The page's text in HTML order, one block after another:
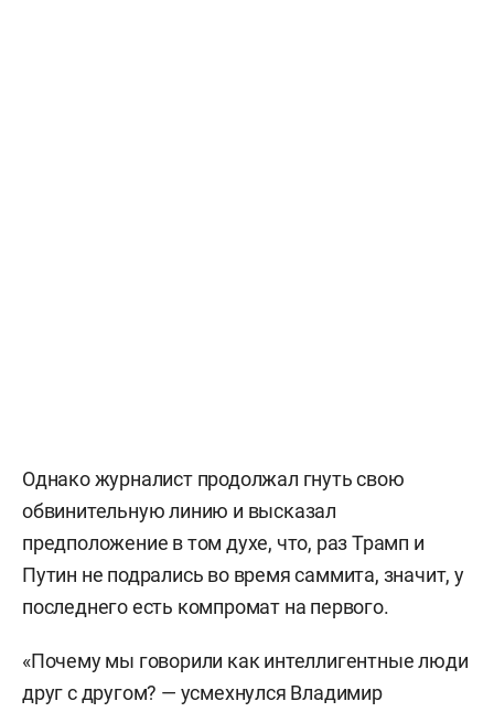
Однако журналист продолжал гнуть свою
обвинительную линию и высказал
предположение в том духе, что, раз Трамп и
Путин не подрались во время саммита, значит, у
последнего есть компромат на первого.
«Почему мы говорили как интеллигентные люди
друг с другом? — усмехнулся Владимир